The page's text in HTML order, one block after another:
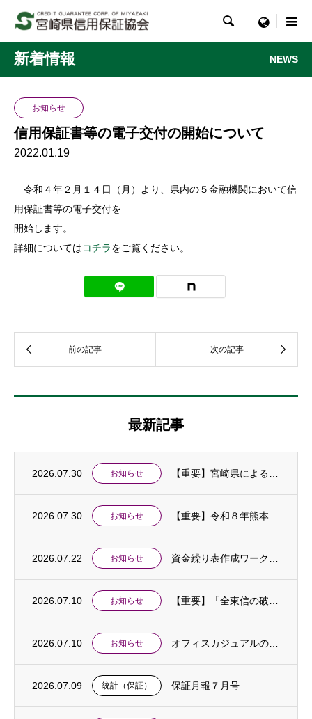
 menu
新着情報 NEWS
お知らせ
信用保証書等の電子交付の開始について
2022.01.19
令和４年２月１４日（月）より、県内の５金融機関において信
用保証書等の電子交付を
開始します。
詳細についてはコチラをご覧ください。
最新記事
2026.07.30 お知らせ
2026.07.30 お知らせ
2026.07.22 お知らせ
2026.07.10 お知らせ
2026.07.10 お知らせ
2026.07.09 統計（保証） 保証月報７月号